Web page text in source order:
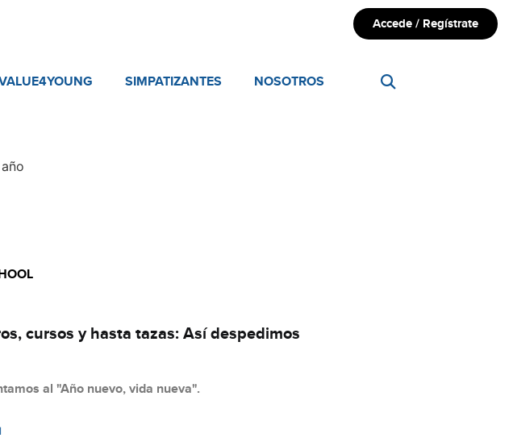
Accede / Regístrate
SIMPATIZANTES NOSOTROS
cursos y hasta tazas: Así despedimos
al "Año nuevo, vida nueva".